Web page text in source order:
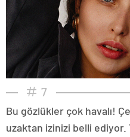
7
Bu gözlükler çok havalı!
uzaktan izinizi belli ediyor.